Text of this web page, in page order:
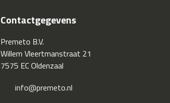
Contactgegevens
Premeto B.V.
Willem Vleertmanstraat 21
7575 EC Oldenzaal
info@premeto.nl